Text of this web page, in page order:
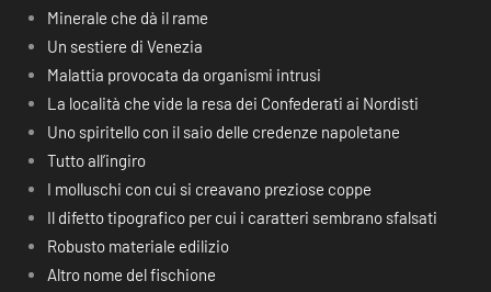
Minerale che dà il rame
Un sestiere di Venezia
Malattia provocata da organismi intrusi
La località che vide la resa dei Confederati ai Nordisti
Uno spiritello con il saio delle credenze napoletane
Tutto all’ingiro
I molluschi con cui si creavano preziose coppe
Il difetto tipografico per cui i caratteri sembrano sfalsati
Robusto materiale edilizio
Altro nome del fischione